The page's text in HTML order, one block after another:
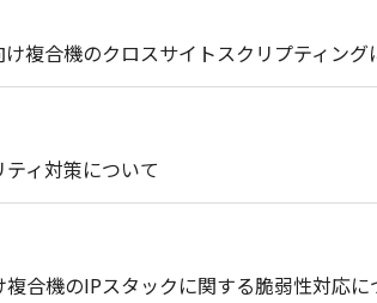
複合機のクロスサイトスクリプティン
ィ対策について
合機のIPスタックに関する脆弱性対応に